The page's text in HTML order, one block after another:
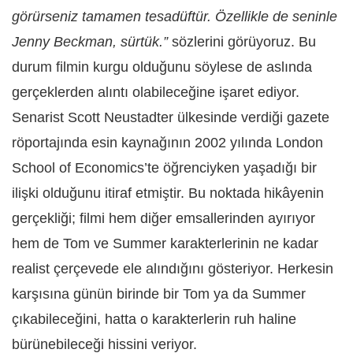
görürseniz tamamen tesadüftür. Özellikle de seninle
Jenny Beckman, sürtük.”sözlerini görüyoruz. Bu
durum filmin kurgu olduğunu söylese de aslında
gerçeklerden alıntı olabileceğine işaret ediyor.
Senarist Scott Neustadter ülkesinde verdiği gazete
röportajında esin kaynağının 2002 yılında London
School of Economics’te öğrenciyken yaşadığı bir
ilişki olduğunu itiraf etmiştir. Bu noktada hikâyenin
gerçekliği; filmi hem diğer emsallerinden ayırıyor
hem de Tom ve Summer karakterlerinin ne kadar
realist çerçevede ele alındığını gösteriyor. Herkesin
karşısına günün birinde bir Tom ya da Summer
çıkabileceğini, hatta o karakterlerin ruh haline
bürünebileceği hissini veriyor.